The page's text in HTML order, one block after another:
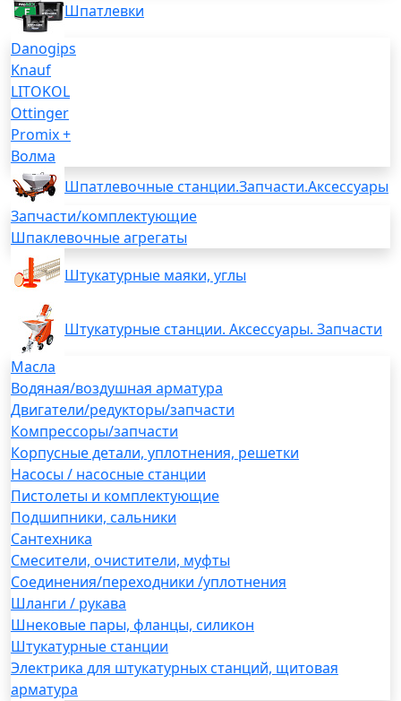
Шпатлевки
Danogips
Knauf
LITOKOL
Ottinger
Promix +
Волма
Шпатлевочные станции.Запчасти.Аксессуары
Запчасти/комплектующие
Шпаклевочные агрегаты
Штукатурные маяки, углы
Штукатурные станции. Аксессуары. Запчасти
Масла
Водяная/воздушная арматура
Двигатели/редукторы/запчасти
Компрессоры/запчасти
Корпусные детали, уплотнения, решетки
Насосы / насосные станции
Пистолеты и комплектующие
Подшипники, сальники
Сантехника
Смесители, очистители, муфты
Соединения/переходники /уплотнения
Шланги / рукава
Шнековые пары, фланцы, силикон
Штукатурные станции
Электрика для штукатурных станций, щитовая
арматура